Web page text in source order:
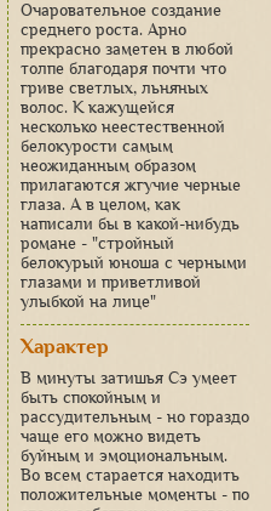
Очаровательное создание
среднего роста. Арно
прекрасно заметен в любой
толпе благодаря почти что
гриве светлых, льняных
волос. К кажущейся
несколько неестественной
белокурости самым
неожиданным образом
прилагаются жгучие черные
глаза. А в целом, как
написали бы в какой-нибудь
романе - "стройный
белокурый юноша с черными
глазами и приветливой
улыбкой на лице"
Характер
В минуты затишья Сэ умеет
быть спокойным и
рассудительным - но гораздо
чаще его можно видеть
буйным и эмоциональным.
Во всем старается находить
положительные моменты - по